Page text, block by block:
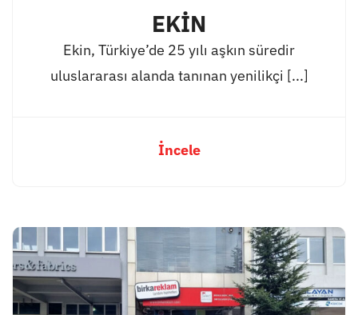
EKİN
Ekin, Türkiye’de 25 yılı aşkın süredir
uluslararası alanda tanınan yenilikçi [...]
İncele